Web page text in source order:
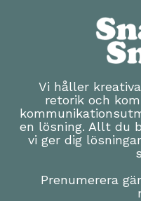
Vi håller
retorik och
en lösning. Allt du
vi ger dig
Prenumerera